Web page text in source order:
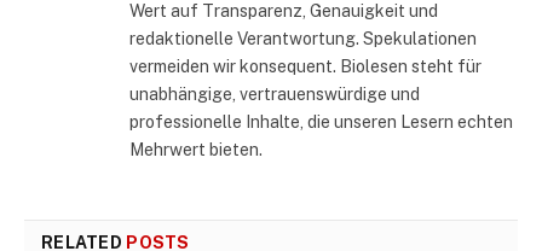
Wert auf Transparenz, Genauigkeit und
redaktionelle Verantwortung. Spekulationen
vermeiden wir konsequent. Biolesen steht für
unabhängige, vertrauenswürdige und
professionelle Inhalte, die unseren Lesern echten
Mehrwert bieten.
RELATED POSTS